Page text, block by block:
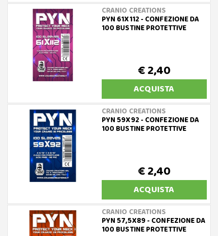
CRANIO CREATIONS
PYN 61X112 - CONFEZIONE DA
100 BUSTINE PROTETTIVE
€ 2,40
ACQUISTA
CRANIO CREATIONS
PYN 59X92 - CONFEZIONE DA
100 BUSTINE PROTETTIVE
€ 2,40
ACQUISTA
CRANIO CREATIONS
PYN 57,5X89 - CONFEZIONE DA
100 BUSTINE PROTETTIVE